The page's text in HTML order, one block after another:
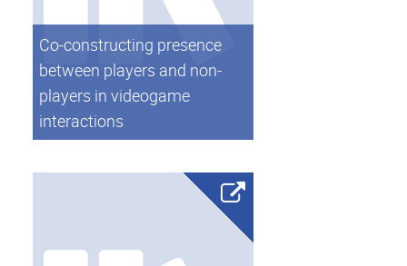
Co-constructing presence
between players and non-
players in videogame
interactions